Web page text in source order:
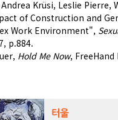
Krüsi, Leslie Pierre,
of Construction and
Work Environment",
p.884.
Hold Me Now, FreeHand